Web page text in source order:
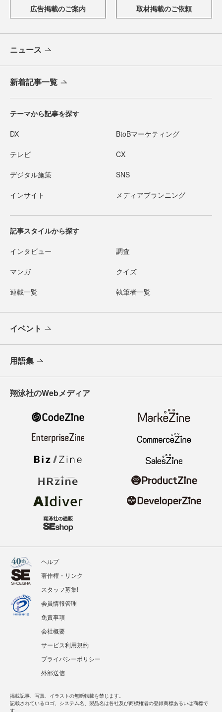
広告掲載のご案内 取材掲載のご依頼
ニュース
新着記事一覧
テーマから記事を探す
DX BtoBマーケティング
テレビ CX
デジタル施策 SNS
インサイト メディアプランニング
記事スタイルから探す
インタビュー 調査
マンガ クイズ
連載一覧 執筆者一覧
イベント
用語集
翔泳社のWebメディア
ヘルプ
著作権・リンク
スタッフ募集!
会員情報管理
免責事項
会社概要
サービス利用規約
プライバシーポリシー
外部送信
掲載記事、写真、イラストの無断転載を禁じます。
記載されているロゴ、システム名、製品名は各社及び商標権者の登録商標あるいは商標で
す。